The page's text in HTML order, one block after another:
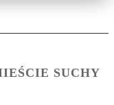
SUCHY